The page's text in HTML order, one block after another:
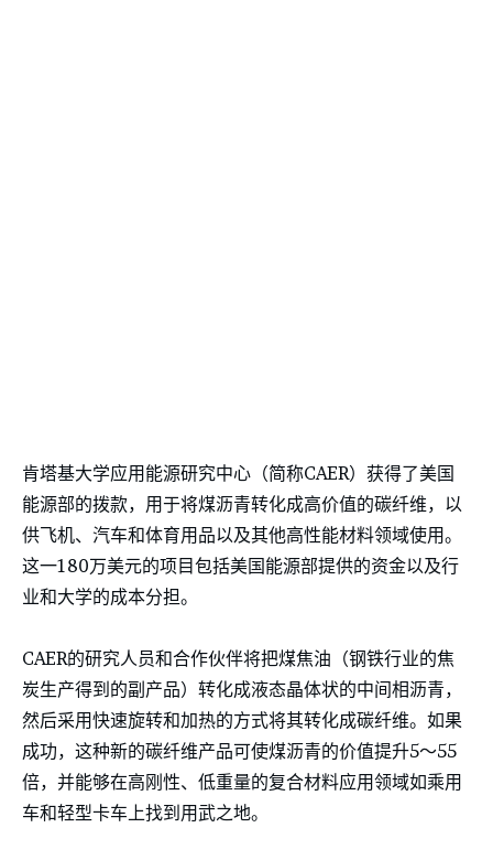
肯塔基大学应用能源研究中心（简称CAER）获得了美国
能源部的拨款，用于将煤沥青转化成高价值的碳纤维，以
供飞机、汽车和体育用品以及其他高性能材料领域使用。
这一180万美元的项目包括美国能源部提供的资金以及行
业和大学的成本分担。
CAER的研究人员和合作伙伴将把煤焦油（钢铁行业的焦
炭生产得到的副产品）转化成液态晶体状的中间相沥青，
然后采用快速旋转和加热的方式将其转化成碳纤维。如果
成功，这种新的碳纤维产品可使煤沥青的价值提升5～55
倍，并能够在高刚性、低重量的复合材料应用领域如乘用
车和轻型卡车上找到用武之地。